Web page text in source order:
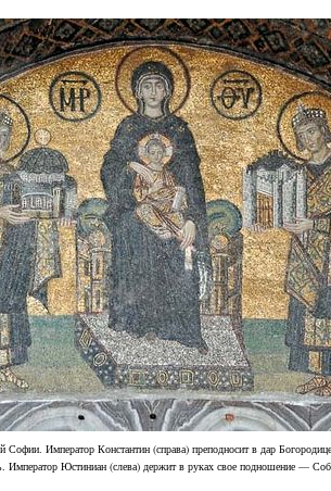
Софии. Император Константин (справа) преподносит в дар
Император Юстиниан (слева) держит в руках свое подношение —